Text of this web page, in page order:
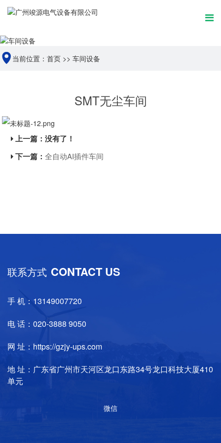
当前位置： 首页 >> 车间设备
SMT无尘车间
上一篇：没有了！
下一篇：全自动AI插件车间
联系方式 CONTACT US
手 机：13149007720
电 话：020-3888 9050
网 址：https://gzjy-ups.com
地 址：广东省广州市天河区龙口东路34号龙口科技大厦410
单元
微信